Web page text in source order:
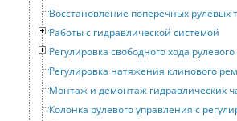
Восстановление поперечных рулевых
Работы с гидравлической системой
Регулировка свободного хода рулевого